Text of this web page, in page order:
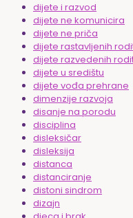
dijete i razvod
dijete ne komunicira
dijete ne priča
dijete rastavljenih
dijete razvedenih
dijete u središtu
dijete vođa prehrane
dimenzije razvoja
disanje na porodu
disciplina
disleksičar
disleksija
distanca
distanciranje
distoni sindrom
dizajn